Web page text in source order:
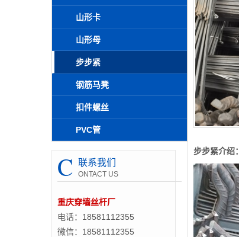
山形卡
山形母
步步紧
钢筋马凳
扣件螺丝
PVC管
C 联系我们
ONTACT US
重庆穿墙丝杆厂
电话：18581112355
微信：18581112355
步步紧介绍：